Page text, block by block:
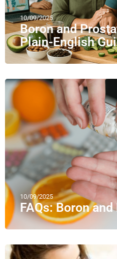
10/09/2025
Boron and
Plain-English
10/09/2025
FAQs: Boron